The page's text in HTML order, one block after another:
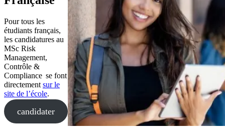
Pour tous les
étudiants français,
les candidatures au
MSc Risk
Management,
Contrôle &
Compliance se font
directement sur le
site de l’école.
candidater